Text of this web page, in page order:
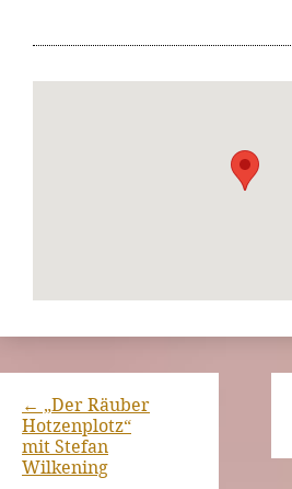
← „Der Räuber
Hotzenplotz“
mit Stefan
Wilkening